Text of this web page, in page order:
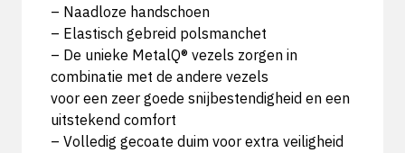
– Naadloze handschoen
– Elastisch gebreid polsmanchet
– De unieke MetalQ® vezels zorgen in
combinatie met de andere vezels
voor een zeer goede snijbestendigheid en een
uitstekend comfort
– Volledig gecoate duim voor extra veiligheid